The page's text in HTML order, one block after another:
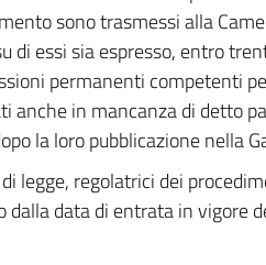
sono trasmessi alla
di essi sia espresso, entro
permanenti competenti
anche in mancanza di detto
la loro pubblicazione nella
legge, regolatrici dei
data di entrata in vigore